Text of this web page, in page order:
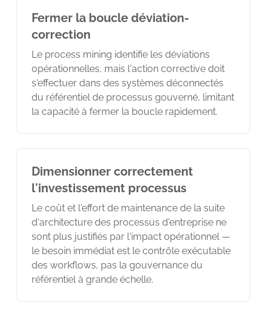
Fermer la boucle déviation-
correction
Le process mining identifie les déviations
opérationnelles, mais l'action corrective doit
s'effectuer dans des systèmes déconnectés
du référentiel de processus gouverné, limitant
la capacité à fermer la boucle rapidement.
Dimensionner correctement
l'investissement processus
Le coût et l'effort de maintenance de la suite
d'architecture des processus d'entreprise ne
sont plus justifiés par l'impact opérationnel —
le besoin immédiat est le contrôle exécutable
des workflows, pas la gouvernance du
référentiel à grande échelle.